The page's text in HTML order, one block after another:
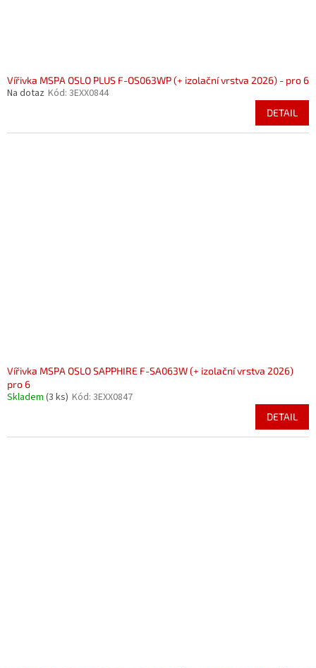
Vířivka MSPA OSLO PLUS F-OS063WP (+ izolační vrstva 2026) - pro 6
Na dotaz Kód: 3EXX0844
DETAIL
Vířivka MSPA OSLO SAPPHIRE F-SA063W (+ izolační vrstva 2026)
pro 6
Skladem (3 ks) Kód: 3EXX0847
DETAIL